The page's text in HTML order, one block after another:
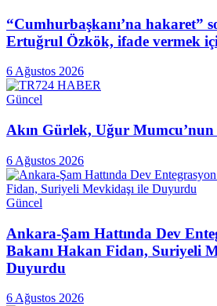
“Cumhurbaşkanı’na hakaret”
Ertuğrul Özkök, ifade vermek
6 Ağustos 2026
Güncel
Akın Gürlek, Uğur Mumcu’nun
6 Ağustos 2026
Güncel
Ankara-Şam Hattında Dev
Bakanı Hakan Fidan, Suriyeli
Duyurdu
6 Ağustos 2026